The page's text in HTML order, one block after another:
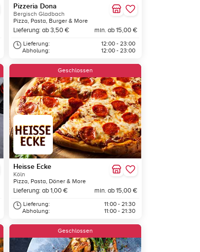
Pizzeria Dona
Bergisch Gladbach
Pizza, Pasta, Burger & More
Lieferung: ab 3,50 € min. ab 15,00 €
Lieferung:
Abholung:
12:00 - 23:00
12:00 - 23:00
Geschlossen
Heisse Ecke
Köln
Pizza, Pasta, Döner & More
Lieferung: ab 1,00 € min. ab 15,00 €
Lieferung:
Abholung:
11:00 - 21:30
11:00 - 21:30
Geschlossen